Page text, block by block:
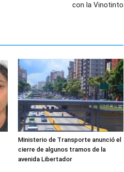
con la Vinotinto
Ministerio de Transporte anunció el
cierre de algunos tramos de la
avenida Libertador